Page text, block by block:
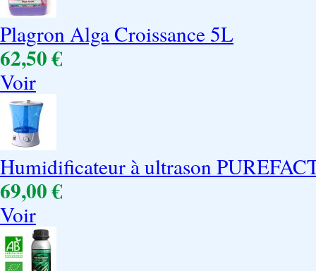
Plagron Alga Croissance 5L
62,50 €
Voir
Humidificateur à ultrason
69,00 €
Voir